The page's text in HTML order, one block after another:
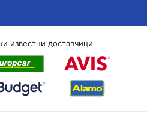
известни доставчици